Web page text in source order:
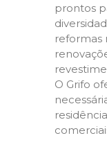
prontos
reformas
O Grifo